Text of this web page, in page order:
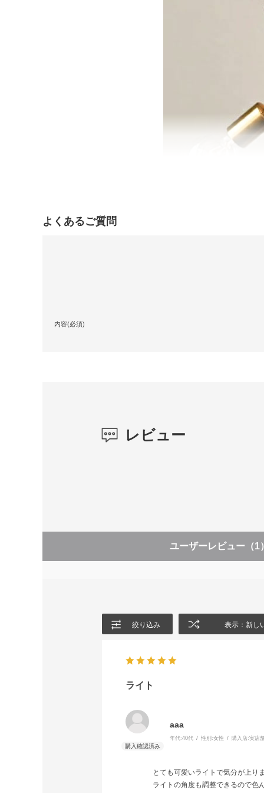
よくあるご質問
内容(必須)
レビュー
ユーザーレビュー （1
絞り込み 表示：新し
ライト
aaa
年代:40代 性別:女性 購入店:実店
とても可愛いライトで気分が上り
ライトの角度も調整できるので色